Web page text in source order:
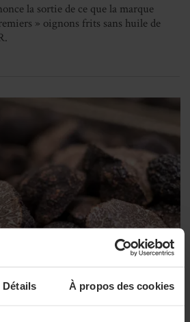
Détails À propos des cookies
la sortie de ce que la marque
» oignons frits sans huile de